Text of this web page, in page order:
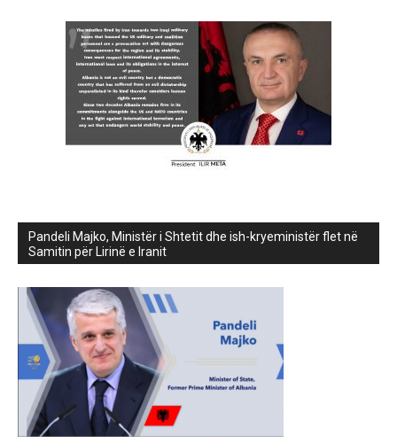
Pandeli Majko, Ministër i Shtetit dhe ish-kryeministër flet në
Samitin për Lirinë e Iranit